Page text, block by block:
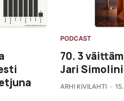
PODCAST
70. 3
Jari
ARHI KIVILAHTI